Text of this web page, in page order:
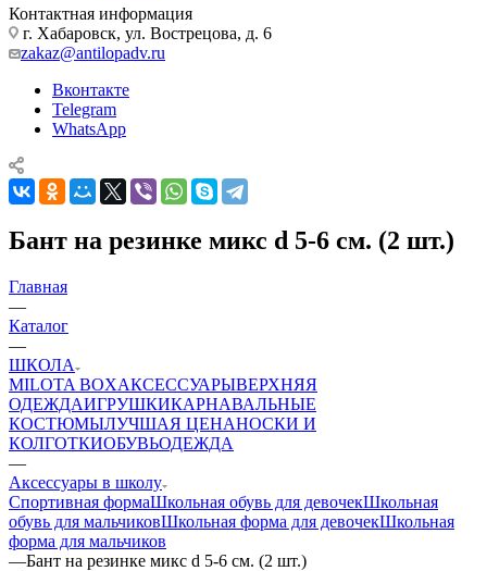
Контактная информация
г. Хабаровск, ул. Вострецова, д. 6
zakaz@antilopadv.ru
Вконтакте
Telegram
WhatsApp
Бант на резинке микс d 5-6 см. (2 шт.)
Главная
—
Каталог
—
ШКОЛА
MILOTA BOXАКСЕССУАРЫВЕРХНЯЯ
ОДЕЖДАИГРУШКИКАРНАВАЛЬНЫЕ
КОСТЮМЫЛУЧШАЯ ЦЕНАНОСКИ И
КОЛГОТКИОБУВЬОДЕЖДА
—
Аксессуары в школу
Спортивная формаШкольная обувь для девочекШкольная
обувь для мальчиковШкольная форма для девочекШкольная
форма для мальчиков
—Бант на резинке микс d 5-6 см. (2 шт.)